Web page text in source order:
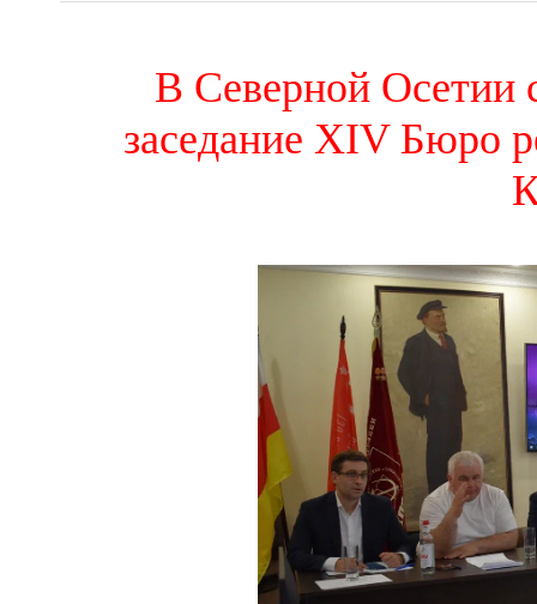
В Северной Осетии
заседание XIV Бюро